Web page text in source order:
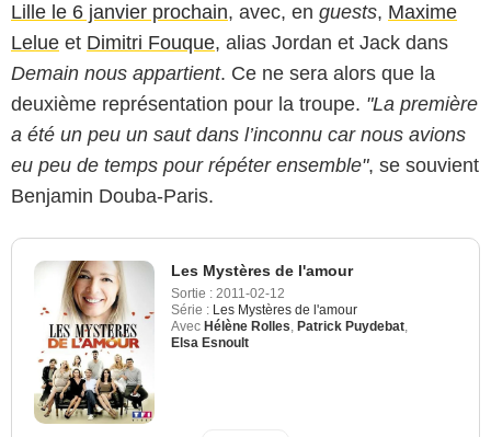
Lille le 6 janvier prochain, avec, en guests, Maxime
Lelue et Dimitri Fouque, alias Jordan et Jack dans
Demain nous appartient. Ce ne sera alors que la
deuxième représentation pour la troupe. "La première
a été un peu un saut dans l’inconnu car nous avions
eu peu de temps pour répéter ensemble", se souvient
Benjamin Douba-Paris.
Les Mystères de l'amour
Sortie : 2011-02-12
Série : Les Mystères de l'amour
Avec Hélène Rolles, Patrick Puydebat,
Elsa Esnoult